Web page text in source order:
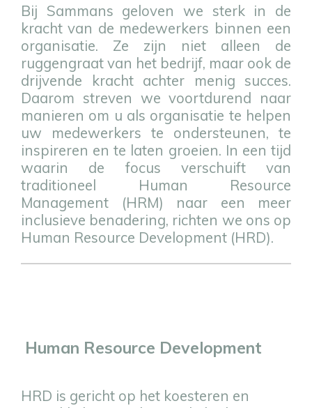
Bij Sammans geloven we sterk in de
kracht van de medewerkers binnen een
organisatie. Ze zijn niet alleen de
ruggengraat van het bedrijf, maar ook de
drijvende kracht achter menig succes.
Daarom streven we voortdurend naar
manieren om u als organisatie te helpen
uw medewerkers te ondersteunen, te
inspireren en te laten groeien. In een tijd
waarin de focus verschuift van
traditioneel Human Resource
Management (HRM) naar een meer
inclusieve benadering, richten we ons op
Human Resource Development (HRD).
Human Resource Development
HRD is gericht op het koesteren en